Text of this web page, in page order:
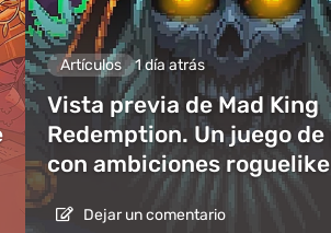
Artículos 1 día atrás
Vista previa de Mad King
Redemption. Un juego de
con ambiciones roguelike
Dejar un comentario